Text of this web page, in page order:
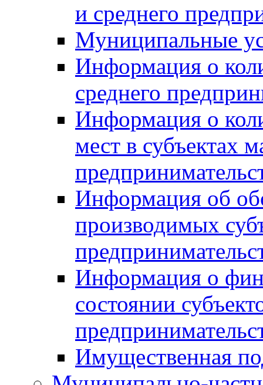
и среднего
Муниципальные
Информация о
среднего
Информация о
мест в субъектах
Информация об
производимых
Информация о
состоянии
Имущественная